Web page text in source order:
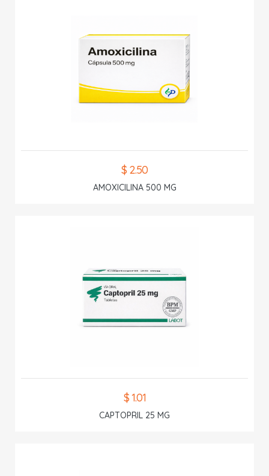
$ 2.50
AMOXICILINA 500 MG
$ 1.01
CAPTOPRIL 25 MG